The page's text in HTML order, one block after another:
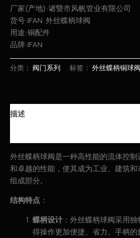
厂家(产地):诸暨市风帆管业有限公司
货号:IFAN 外丝蝶柄球阀
用途:铜配件
品牌:IFAN
分类： 阀门系列 标签： 外丝蝶柄铜球阀
描述
外丝蝶柄球阀是一种高性能的流体控
和卓越的性能，使其成为工业、建筑
组成部分。
结构特点 ：
蝶柄设计 ：外丝蝶柄球阀采用
得操作更加便捷、省力。手柄